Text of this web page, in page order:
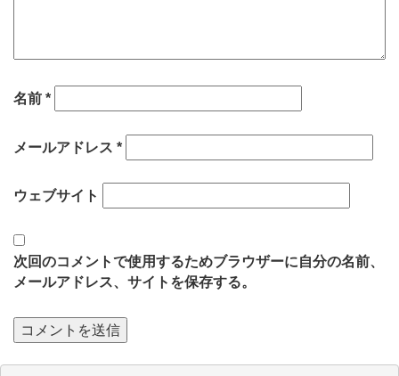
名前 *
メールアドレス *
ウェブサイト
次回のコメントで使用するためブラウザーに自分の名前、
メールアドレス、サイトを保存する。